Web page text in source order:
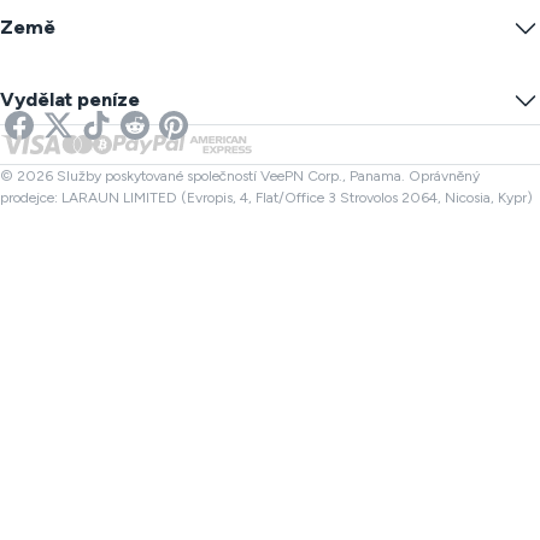
Blog
Nastavení cookies
Anonymní IP
VPN pro Streamování
VPN pro Netflix
Skryjte svou IP
Online SMS
Kontrola odkazu
Kontrola souboru
Země
UK VPN
Kanada VPN
Turecko VPN
Vydělat peníze
Partneři
© 2026 Služby poskytované společností VeePN Corp., Panama. Oprávněný
prodejce: LARAUN LIMITED (Evropis, 4, Flat/Office 3 Strovolos 2064, Nicosia, Kypr)